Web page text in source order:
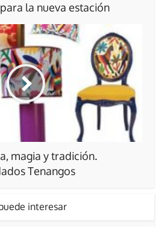
la nueva estación
magia y tradición.
Tenangos
interesar